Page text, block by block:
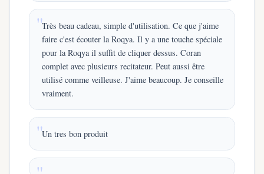
Très beau cadeau, simple d'utilisation. Ce que j'aime
faire c'est écouter la Roqya. Il y a une touche spéciale
pour la Roqya il suffit de cliquer dessus. Coran
complet avec plusieurs recitateur. Peut aussi être
utilisé comme veilleuse. J'aime beaucoup. Je conseille
vraiment.
Un tres bon produit